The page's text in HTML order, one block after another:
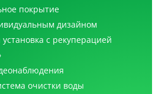
покрытие
дизайном
с рекуперацией
очистки воды